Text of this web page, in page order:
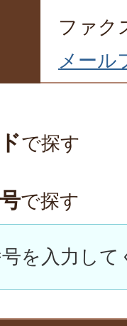
ファク
メール
で探す
で探す